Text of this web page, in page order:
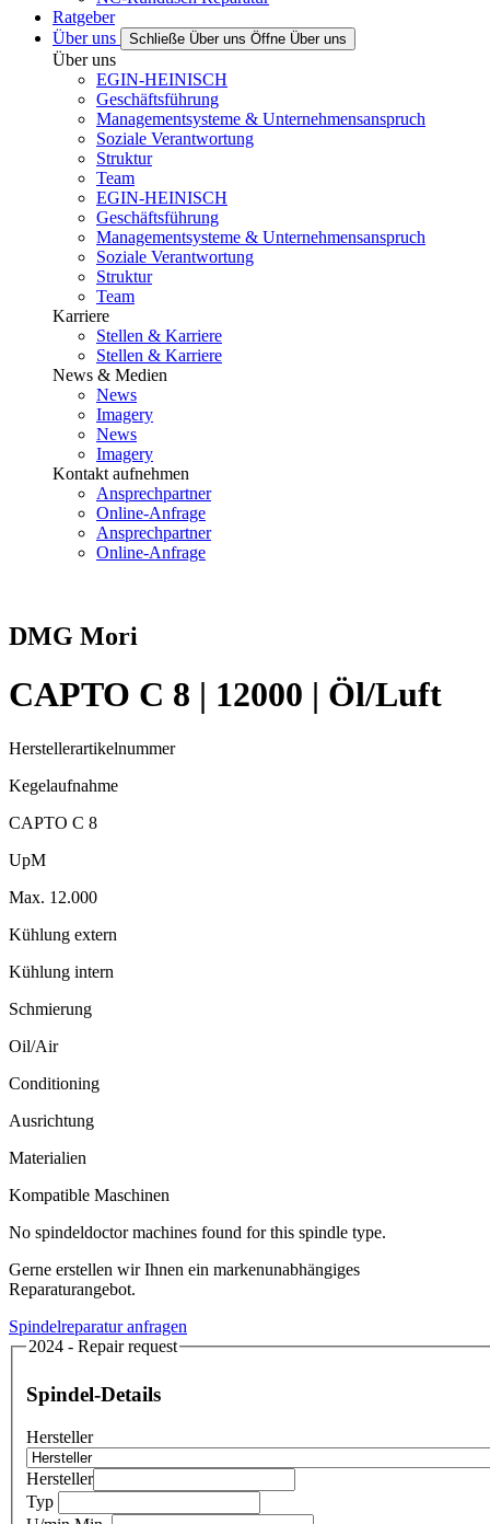
Ratgeber
Über uns
Schließe Über uns Öffne Über uns
Über uns
EGIN-HEINISCH
Geschäftsführung
Managementsysteme & Unternehmensanspruch
Soziale Verantwortung
Struktur
Team
EGIN-HEINISCH
Geschäftsführung
Managementsysteme & Unternehmensanspruch
Soziale Verantwortung
Struktur
Team
Karriere
Stellen & Karriere
Stellen & Karriere
News & Medien
News
Imagery
News
Imagery
Kontakt aufnehmen
Ansprechpartner
Online-Anfrage
Ansprechpartner
Online-Anfrage
DMG Mori
CAPTO C 8 | 12000 | Öl/Luft
Herstellerartikelnummer
Kegelaufnahme
CAPTO C 8
UpM
Max. 12.000
Kühlung extern
Kühlung intern
Schmierung
Oil/Air
Conditioning
Ausrichtung
Materialien
Kompatible Maschinen
No spindeldoctor machines found for this spindle type.
Gerne erstellen wir Ihnen ein markenunabhängiges
Reparaturangebot.
Spindelreparatur anfragen
2024 - Repair request
Spindel-Details
Hersteller
Hersteller
Typ